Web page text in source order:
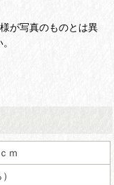
が写真のものとは異
ｍ